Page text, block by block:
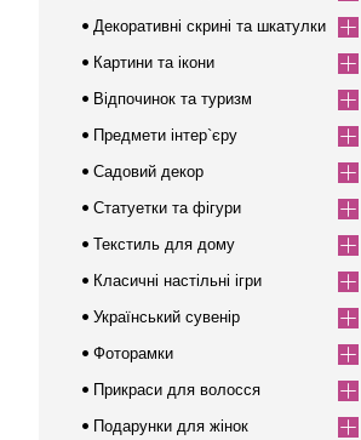
Декоративні скрині та шкатулки
Картини та ікони
Відпочинок та туризм
Предмети інтер`єру
Садовий декор
Статуетки та фігури
Текстиль для дому
Класичні настільні ігри
Український сувенір
Фоторамки
Прикраси для волосся
Подарунки для жінок